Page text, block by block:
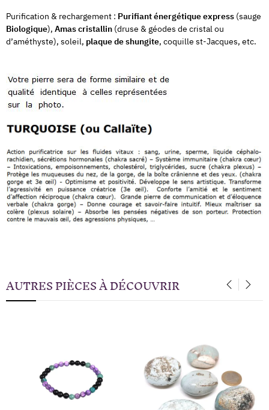
Purification & rechargement : Purifiant énergétique express (sauge
Biologique), Amas cristallin (druse & géodes de cristal ou
d’améthyste), soleil, plaque de shungite, coquille st-Jacques, etc.
AUTRES PIÈCES À DÉCOUVRIR